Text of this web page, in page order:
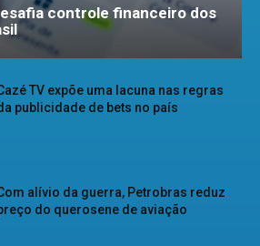
controle financeiro dos
TV expõe uma lacuna nas regras
publicidade de bets no país
alívio da guerra, Petrobras reduz
do querosene de aviação